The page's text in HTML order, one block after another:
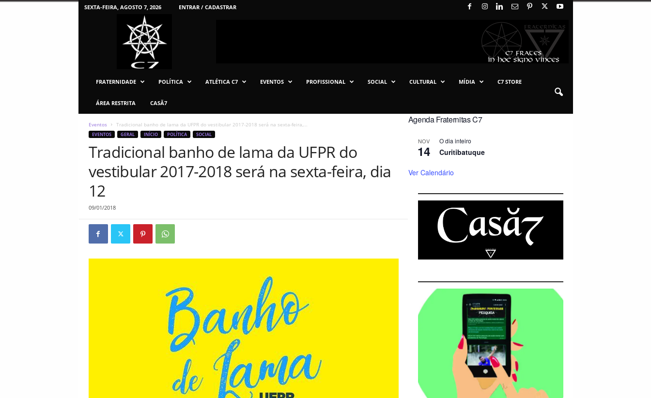
SEXTA-FEIRA, AGOSTO 7, 2026
ENTRAR / CADASTRAR
FRATERNIDADE
POLÍTICA ATLÉTICA C7 EVENTOS PROFISSIONAL SOCIAL CULTURAL MÍDIA C7 STORE
ÁREA RESTRITA CASĂ7
Eventos Tradicional banho de lama da UFPR do vestibular 2017-2018 será na sexta-feira,...
EVENTOS GERAL INÍCIO POLÍTICA SOCIAL
Tradicional banho de lama da UFPR do
vestibular 2017-2018 será na sexta-feira, dia
12
09/01/2018
Agenda Fraternitas C7
NOV
14
O dia inteiro
Curitibatuque
Ver Calendário